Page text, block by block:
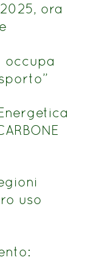
ora
occupa
uso